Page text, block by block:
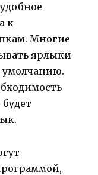
к
Многие
ярлыки
умолчанию.